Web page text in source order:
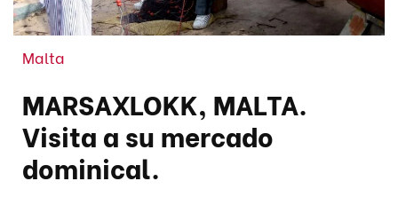
Malta
MARSAXLOKK, MALTA.
Visita a su mercado
dominical.